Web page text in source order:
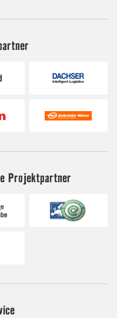
Projektpartner